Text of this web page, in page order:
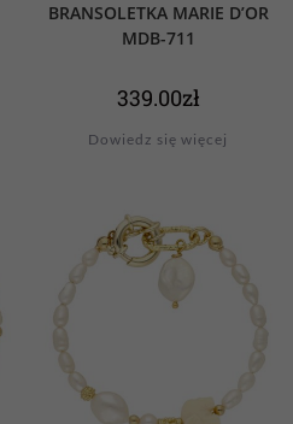
BRANSOLETKA MARIE D’OR
MDB-711
339.00zł
Dowiedz się więcej